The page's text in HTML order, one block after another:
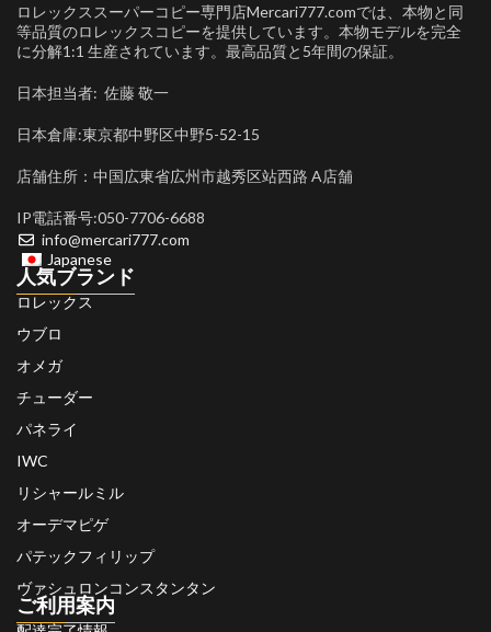
ロレックススーパーコピー専門店Mercari777.comでは、本物と同
等品質のロレックスコピーを提供しています。本物モデルを完全
に分解1:1 生産されています。最高品質と5年間の保証。
日本担当者: 佐藤 敬一
日本倉庫:東京都中野区中野5-52-15
店舗住所：中国広東省広州市越秀区站西路 A店舗
IP電話番号:050-7706-6688
info@mercari777.com
Japanese
人気ブランド
ロレックス
ウブロ
オメガ
チューダー
パネライ
IWC
リシャールミル
オーデマピゲ
パテックフィリップ
ヴァシュロンコンスタンタン
ご利用案内